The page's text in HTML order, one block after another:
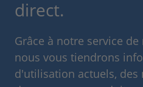
direct.
Grâce à notre service de
nous vous tiendrons
d'utilisation actuels,